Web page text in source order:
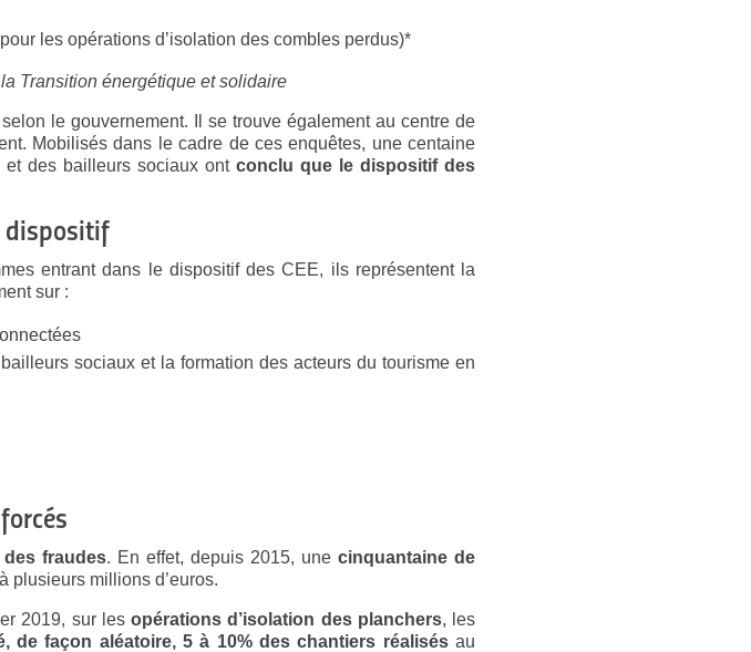
les opérations d’isolation des combles perdus)*
Transition énergétique et solidaire
le gouvernement. Il se trouve également au centre de
Mobilisés dans le cadre de ces enquêtes, une centaine
et des bailleurs sociaux ont conclu que le dispositif des
dispositif
entrant dans le dispositif des CEE, ils représentent la
sur :
sociaux et la formation des acteurs du tourisme en
fraudes. En effet, depuis 2015, unecinquantaine de
plusieurs millions d’euros.
2019, sur lesopérations d’isolation des planchers, les
de façon aléatoire, 5 à 10% des chantiers réalisésau